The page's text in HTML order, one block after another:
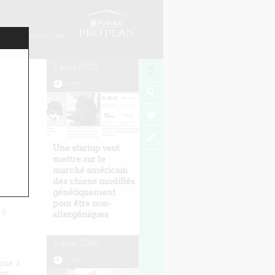
au
à
Une startup veut
mettre sur le
marché américain
des chiens modifiés
génétiquement
pour être non-
allergéniques